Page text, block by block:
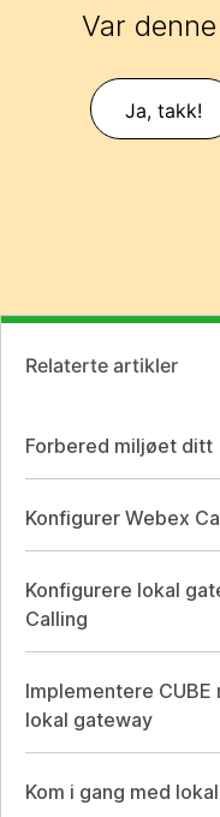
Var
Ja, takk!
Relaterte artikler
Forbered miljøet ditt
Konfigurer Webex
Konfigurere lokal
Calling
Implementere
lokal gateway
Kom i gang med